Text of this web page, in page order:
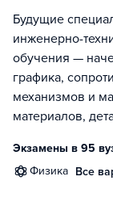
Будущие
инженерно-
обучения —
графика,
механизмов и
материалов,
Экзамены в 95
физика Все